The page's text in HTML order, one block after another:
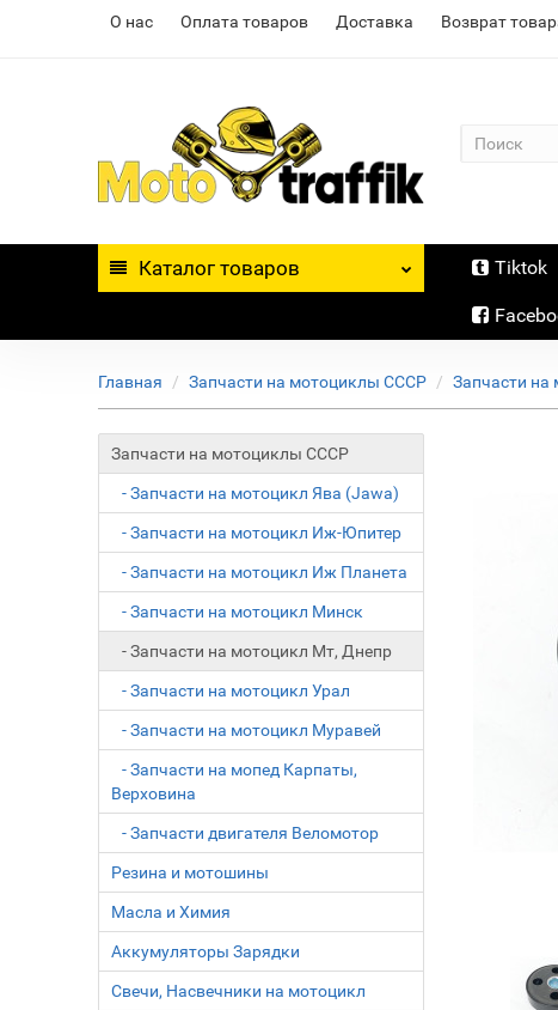
О нас Оплата товаров Доставка Возврат
Каталог товаров Tiktok
Главная Запчасти на мотоциклы СССР Запчасти
Запчасти на мотоциклы СССР
- Запчасти на мотоцикл Ява (Jawa)
- Запчасти на мотоцикл Иж-Юпитер
- Запчасти на мотоцикл Иж Планета
- Запчасти на мотоцикл Минск
- Запчасти на мотоцикл Мт, Днепр
- Запчасти на мотоцикл Урал
- Запчасти на мотоцикл Муравей
- Запчасти на мопед Карпаты,
Верховина
- Запчасти двигателя Веломотор
Резина и мотошины
Масла и Химия
Аккумуляторы Зарядки
Свечи, Насвечники на мотоцикл